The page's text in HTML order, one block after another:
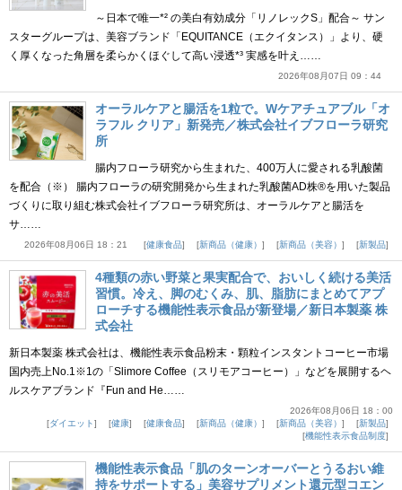
～日本で唯一*² の美白有効成分「リノレックS」配合～ サン
スターグループは、美容ブランド「EQUITANCE（エクイタンス）」より、硬
く厚くなった角層を柔らかくほぐして高い浸透*³ 実感を叶え……
2026年08月07日 09：44
オーラルケアと腸活を1粒で。Wケアチュアブル「オ
ラフル クリア」新発売／株式会社イブフローラ研究
所
腸内フローラ研究から生まれた、400万人に愛される乳酸菌
を配合（※） 腸内フローラの研究開発から生まれた乳酸菌AD株®を用いた製品
づくりに取り組む株式会社イブフローラ研究所は、オーラルケアと腸活を
サ……
2026年08月06日 18：21 健康食品 新商品（健康） 新商品（美容） 新製品
4種類の赤い野菜と果実配合で、おいしく続ける美活
習慣。冷え、脚のむくみ、肌、脂肪にまとめてアプ
ローチする機能性表示食品が新登場／新日本製薬 株
式会社
新日本製薬 株式会社は、機能性表示食品粉末・顆粒インスタントコーヒー市場
国内売上No.1※1の「Slimore Coffee（スリモアコーヒー）」などを展開するヘ
ルスケアブランド『Fun and He……
2026年08月06日 18：00
ダイエット
健康 健康食品 新商品（健康） 新商品（美容）
新製品
機能性表示食品制度
機能性表示食品「肌のターンオーバーとうるおい維
持をサポートする」美容サプリメント還元型コエン